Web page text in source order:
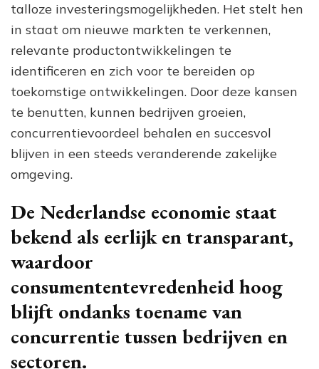
talloze investeringsmogelijkheden. Het stelt hen
in staat om nieuwe markten te verkennen,
relevante productontwikkelingen te
identificeren en zich voor te bereiden op
toekomstige ontwikkelingen. Door deze kansen
te benutten, kunnen bedrijven groeien,
concurrentievoordeel behalen en succesvol
blijven in een steeds veranderende zakelijke
omgeving.
De Nederlandse economie staat
bekend als eerlijk en transparant,
waardoor
consumententevredenheid hoog
blijft ondanks toename van
concurrentie tussen bedrijven en
sectoren.